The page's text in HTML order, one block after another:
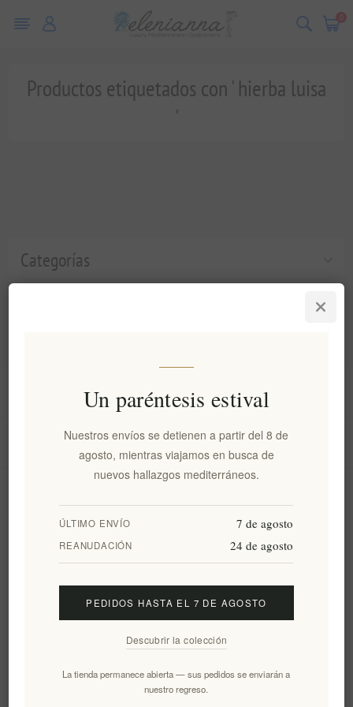
0
Categorías
Productos etiquetados con ' hierba luisa
'
Información
Mi cuenta
Suscribirse Desuscribirse
Un paréntesis estival
Nuestros envíos se detienen a partir del 8 de
agosto, mientras viajamos en busca de
nuevos hallazgos mediterráneos.
ÚLTIMO ENVÍO 7 de agosto
REANUDACIÓN 24 de agosto
PEDIDOS HASTA EL 7 DE AGOSTO
Descubrir la colección
La tienda permanece abierta — sus pedidos se enviarán a
nuestro regreso.